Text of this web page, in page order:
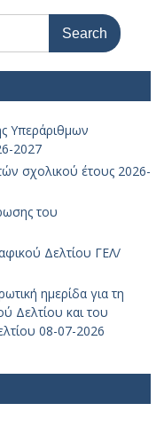
Υπεράριθμων
2027
σχολικού έτους 2026-
του
Δελτίου ΓΕΛ/
ημερίδα για τη
Δελτίου και του
08-07-2026